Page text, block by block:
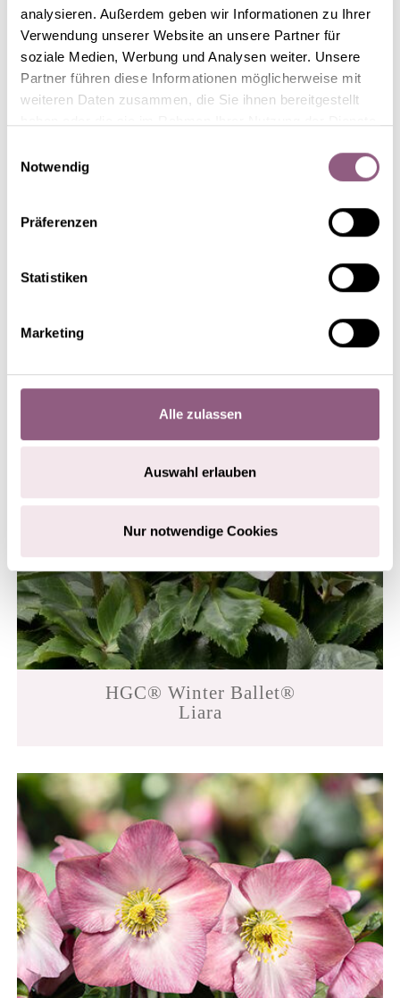
analysieren. Außerdem geben wir Informationen zu Ihrer
Verwendung unserer Website an unsere Partner für
soziale Medien, Werbung und Analysen weiter. Unsere
Partner führen diese Informationen möglicherweise mit
weiteren Daten zusammen, die Sie ihnen bereitgestellt
Notwendig
Präferenzen
Statistiken
Marketing
Alle zulassen
Auswahl erlauben
Nur notwendige Cookies
HGC® Winter Ballet®
Liara